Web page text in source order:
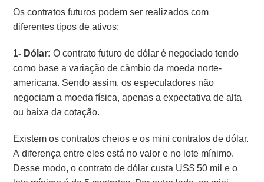
Os contratos futuros podem ser realizados com
diferentes tipos de ativos:
1- Dólar: O contrato futuro de dólar é negociado tendo
como base a variação de câmbio da moeda norte-
americana. Sendo assim, os especuladores não
negociam a moeda física, apenas a expectativa de alta
ou baixa da cotação.
Existem os contratos cheios e os mini contratos de dólar.
A diferença entre eles está no valor e no lote mínimo.
Desse modo, o contrato de dólar custa US$ 50 mil e o